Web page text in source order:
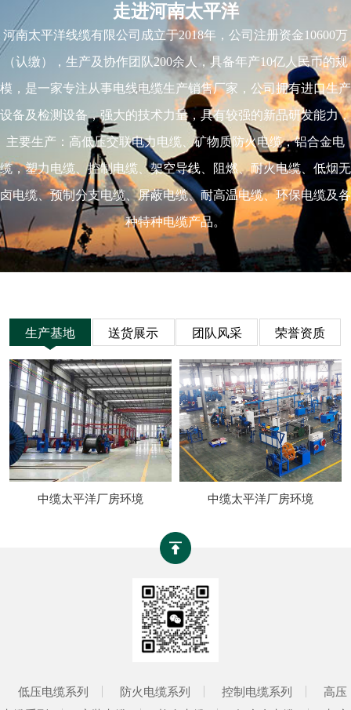
走进河南太平洋
河南太平洋线缆有限公司成立于2018年，公司注册资金10600万
（认缴），生产及协作团队200余人，具备年产10亿人民币的规
模，是一家专注从事电线电缆生产销售厂家，公司拥有进口生产
设备及检测设备，强大的技术力量，具有较强的新品研发能力，
主要生产：高低压交联电力电缆、矿物质防火电缆，铝合金电
缆，塑力电缆、控制电缆、架空导线、阻燃、耐火电缆、低烟无
卤电缆、预制分支电缆、屏蔽电缆、耐高温电缆、环保电缆及各
种特种电缆产品。
生产基地 送货展示 团队风采 荣誉资质
中缆太平洋厂房环境 中缆太平洋厂房环境
低压电缆系列 防火电缆系列 控制电缆系列
高压